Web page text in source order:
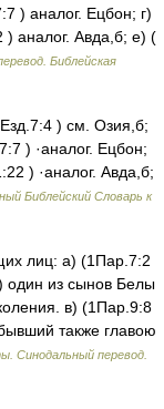
) аналог. Ецбон; г)
аналог. Авда,б; е) (
Библейская
) см. Озия,б;
) ·аналог. Ецбон;
) ·аналог. Авда,б;
Библейский Словарь к
лиц: а) (1Пар.7:2
один из сынов Белы
в) (1Пар.9:8
также главою
Синодальный перевод.